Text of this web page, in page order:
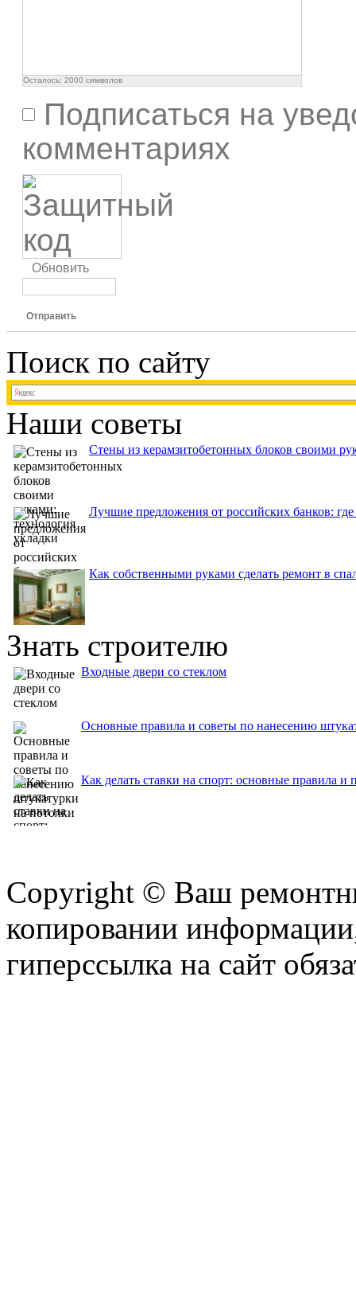
Осталось: 2000 символов
Подписаться на
комментариях
Обновить
Отправить
Поиск по сайту
Наши советы
Стены из керамзитобетонных блоков своими
Лучшие предложения от российских банков:
Как собственными руками сделать ремонт в
Знать строителю
Входные двери со стеклом
Основные правила и советы по нанесению
Как делать ставки на спорт: основные правила и
Copyright © Ваш
копировании
гиперссылка на сайт